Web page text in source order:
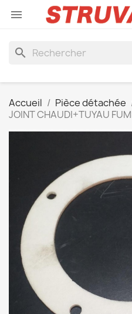

search
Accueil Pièce détachée
JOINT CHAUDI+TUYAU